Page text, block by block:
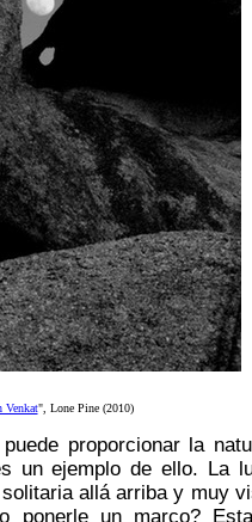
Venkat", Lone Pine (2010)
proporcionar la
un ejemplo de ello. La
allá arriba y muy
ponerle un marco?